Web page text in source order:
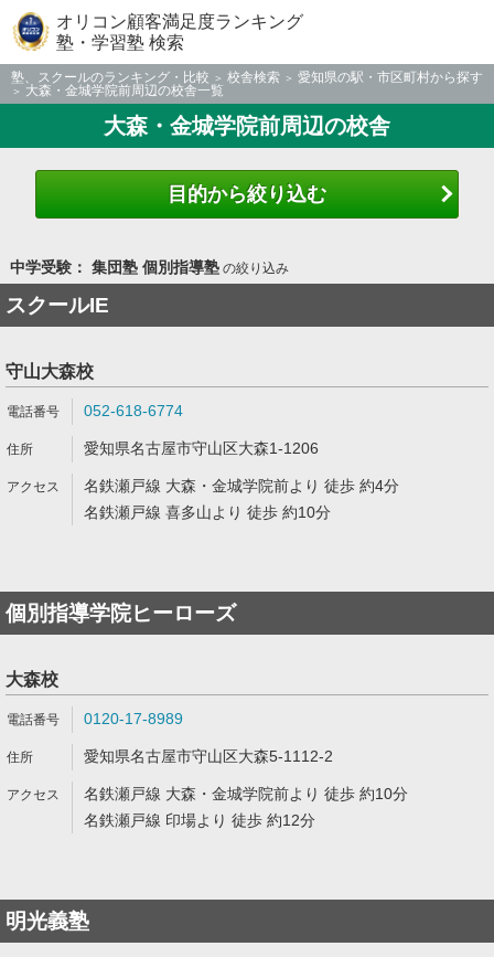
オリコン顧客満足度ランキング
塾・学習塾 検索
塾、スクールのランキング・比較 校舎検索
愛知県の駅・市区町村から探す
大森・金城学院前周辺の校舎一覧
大森・金城学院前周辺の校舎
目的から絞り込む
中学受験： 集団塾 個別指導塾の絞り込み
スクールIE
守山大森校
052-618-6774
愛知県名古屋市守山区大森1-1206
名鉄瀬戸線 大森・金城学院前より 徒歩 約4分
名鉄瀬戸線 喜多山より 徒歩 約10分
個別指導学院ヒーローズ
大森校
0120-17-8989
愛知県名古屋市守山区大森5-1112-2
名鉄瀬戸線 大森・金城学院前より 徒歩 約10分
名鉄瀬戸線 印場より 徒歩 約12分
明光義塾